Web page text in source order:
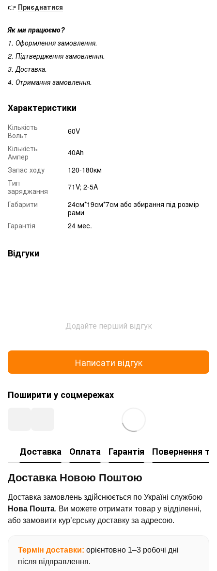
👉 Приєднатися
Як ми працюємо?
1. Оформлення замовлення.
2. Підтвердження замовлення.
3. Доставка.
4. Отримання замовлення.
Характеристики
Кількість
Вольт
60V
Кількість
Ампер
40Ah
Запас ходу
120-180км
Тип
заряджання
71V; 2-5A
Габарити
24см*19см*7см або збирання під розмір
рами
Гарантія
24 мес.
Відгуки
Додайте перший відгук
Написати відгук
Поширити у соцмережах
Доставка Оплата Гарантія Повернення
Доставка Новою Поштою
Доставка замовлень здійснюється по Україні службою
Нова Пошта. Ви можете отримати товар у відділенні,
або замовити кур’єрську доставку за адресою.
Термін доставки: орієнтовно 1–3 робочі дні
після відправлення.